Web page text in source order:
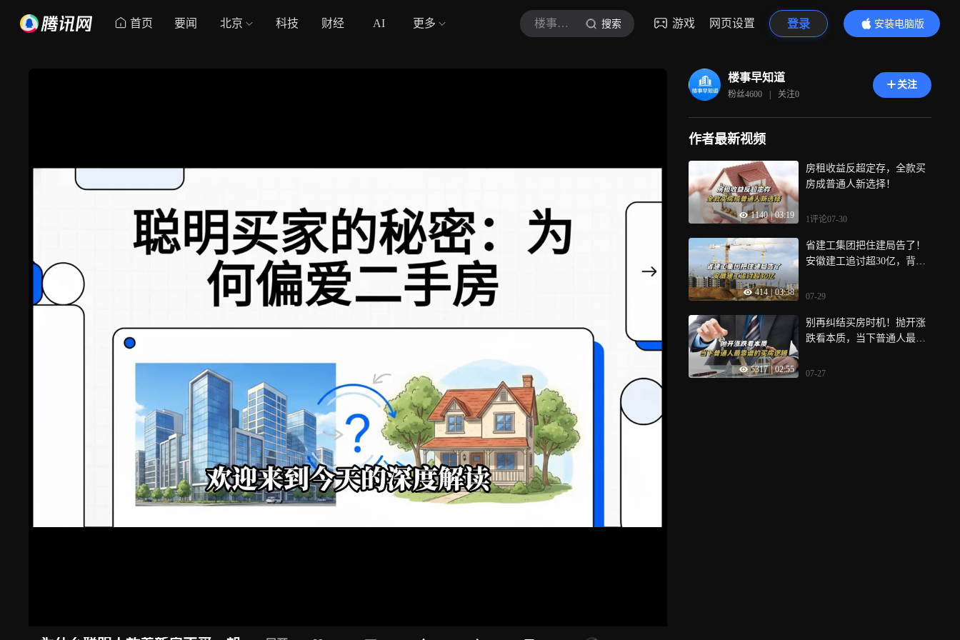
首页 要闻 北京 科技 财经 AI 更多 楼事早知道 搜索 游戏 网页设置 登录
安装电脑版
内容更精彩
楼事早知道
粉丝4600 | 关注0
关注
作者最新视频
1140 | 03:19
房租收益反超定存，全款买
房成普通人新选择！
1评论07-30
414 03:38
省建工集团把住建局告了！
安徽建工追讨超30亿，背后
07-29
5317 | 02:55
别再纠结买房时机！抛开涨
跌看本质，当下普通人最靠
07-27